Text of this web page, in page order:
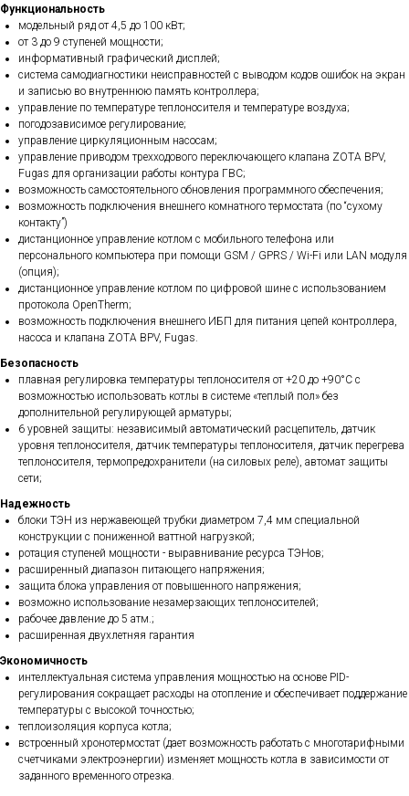
Функциональность
модельный ряд от 4,5 до 100 кВт;
от 3 до 9 ступеней мощности;
информативный графический дисплей;
система самодиагностики неисправностей с выводом кодов ошибок на экран
и записью во внутреннюю память контроллера;
управление по температуре теплоносителя и температуре воздуха;
погодозависимое регулирование;
управление циркуляционным насосам;
управление приводом трехходового переключающего клапана ZOTA BPV,
Fugas для организации работы контура ГВС;
возможность самостоятельного обновления программного обеспечения;
возможность подключения внешнего комнатного термостата (по “сухому
контакту”)
дистанционное управление котлом с мобильного телефона или
персонального компьютера при помощи GSM / GPRS / Wi-Fi или LAN модуля
(опция);
дистанционное управление котлом по цифровой шине с использованием
протокола OpenTherm;
возможность подключения внешнего ИБП для питания цепей контроллера,
насоса и клапана ZOTA BPV, Fugas.
Безопасность
плавная регулировка температуры теплоносителя от +20 до +90°С с
возможностью использовать котлы в системе «теплый пол» без
дополнительной регулирующей арматуры;
6 уровней защиты: независимый автоматический расцепитель, датчик
уровня теплоносителя, датчик температуры теплоносителя, датчик перегрева
теплоносителя, термопредохранители (на силовых реле), автомат защиты
сети;
Надежность
блоки ТЭН из нержавеющей трубки диаметром 7,4 мм специальной
конструкции с пониженной ваттной нагрузкой;
ротация ступеней мощности - выравнивание ресурса ТЭНов;
расширенный диапазон питающего напряжения;
защита блока управления от повышенного напряжения;
возможно использование незамерзающих теплоносителей;
рабочее давление до 5 атм.;
расширенная двухлетняя гарантия
Экономичность
интеллектуальная система управления мощностью на основе PID-
регулирования сокращает расходы на отопление и обеспечивает поддержание
температуры с высокой точностью;
теплоизоляция корпуса котла;
встроенный хронотермостат (дает возможность работать с многотарифными
счетчиками электроэнергии) изменяет мощность котла в зависимости от
заданного временного отрезка.